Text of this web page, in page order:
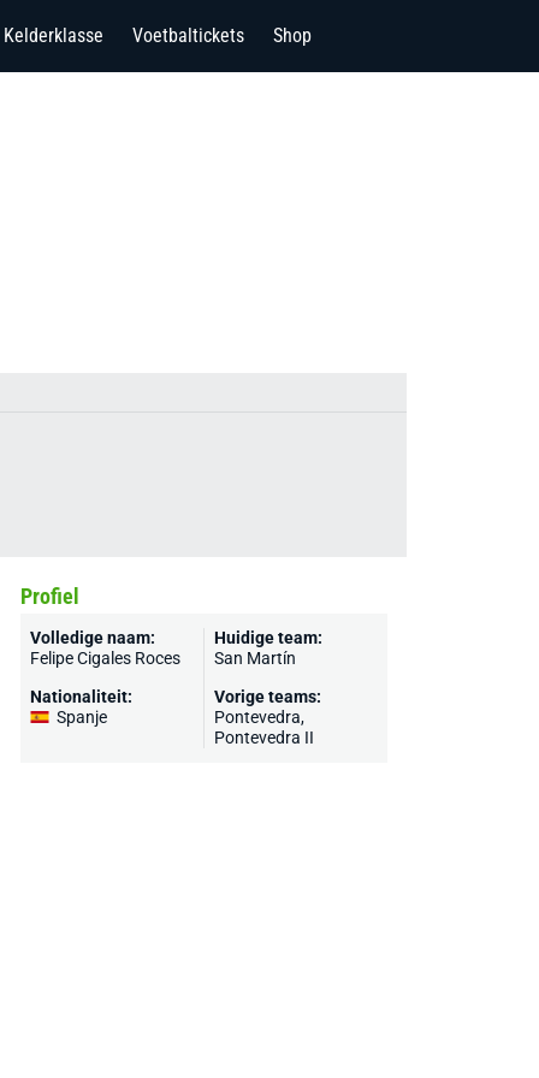
Kelderklasse Voetbaltickets Shop
Profiel
Volledige naam:
Felipe Cigales Roces
Nationaliteit:
Spanje
Huidige team:
San Martín
Vorige teams:
Pontevedra,
Pontevedra II